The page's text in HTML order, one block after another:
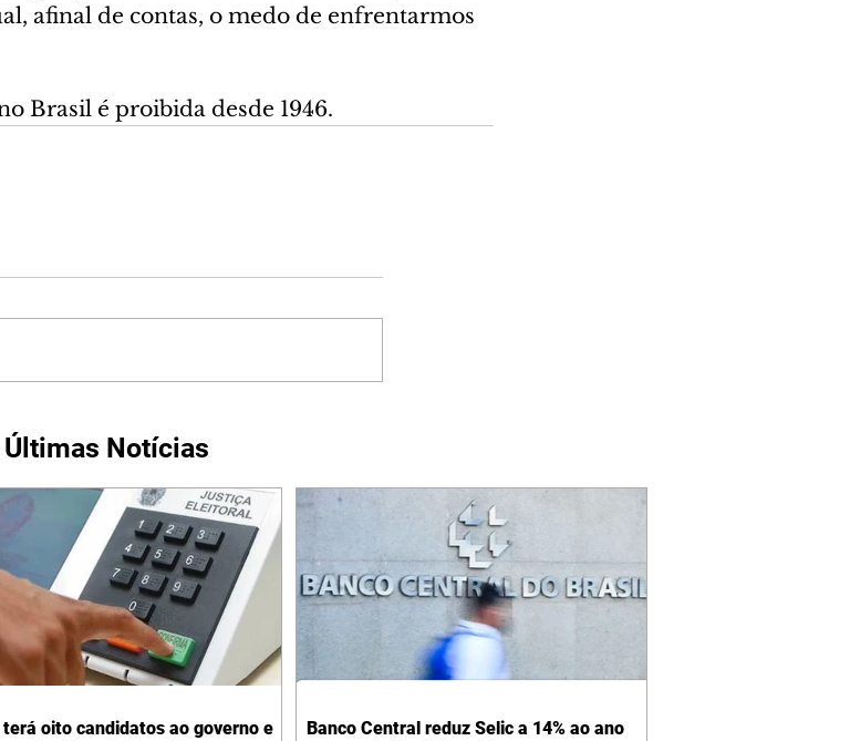
afinal de contas, o medo de enfrentarmos
Brasil é proibida desde 1946.
Últimas Notícias
terá oito candidatos ao governo e
Banco Central reduz Selic a 14% ao ano